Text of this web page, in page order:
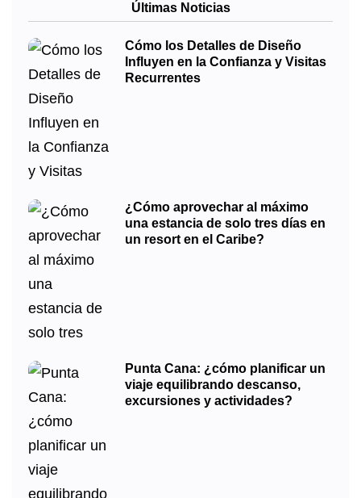
Últimas Noticias
Cómo los Detalles de Diseño
Influyen en la Confianza y Visitas
Recurrentes
¿Cómo aprovechar al máximo
una estancia de solo tres días en
un resort en el Caribe?
Punta Cana: ¿cómo planificar un
viaje equilibrando descanso,
excursiones y actividades?